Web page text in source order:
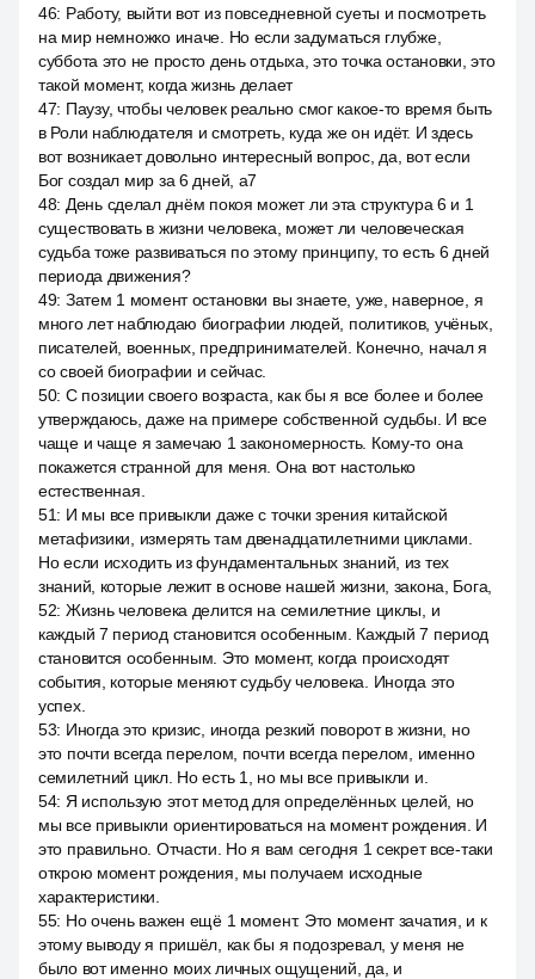
46: Работу, выйти вот из повседневной суеты и посмотреть
на мир немножко иначе. Но если задуматься глубже,
суббота это не просто день отдыха, это точка остановки, это
такой момент, когда жизнь делает
47: Паузу, чтобы человек реально смог какое-то время быть
в Роли наблюдателя и смотреть, куда же он идёт. И здесь
вот возникает довольно интересный вопрос, да, вот если
Бог создал мир за 6 дней, a7
48: День сделал днём покоя может ли эта структура 6 и 1
существовать в жизни человека, может ли человеческая
судьба тоже развиваться по этому принципу, то есть 6 дней
периода движения?
49: Затем 1 момент остановки вы знаете, уже, наверное, я
много лет наблюдаю биографии людей, политиков, учёных,
писателей, военных, предпринимателей. Конечно, начал я
со своей биографии и сейчас.
50: С позиции своего возраста, как бы я все более и более
утверждаюсь, даже на примере собственной судьбы. И все
чаще и чаще я замечаю 1 закономерность. Кому-то она
покажется странной для меня. Она вот настолько
естественная.
51: И мы все привыкли даже с точки зрения китайской
метафизики, измерять там двенадцатилетними циклами.
Но если исходить из фундаментальных знаний, из тех
знаний, которые лежит в основе нашей жизни, закона, Бога,
52: Жизнь человека делится на семилетние циклы, и
каждый 7 период становится особенным. Каждый 7 период
становится особенным. Это момент, когда происходят
события, которые меняют судьбу человека. Иногда это
успех.
53: Иногда это кризис, иногда резкий поворот в жизни, но
это почти всегда перелом, почти всегда перелом, именно
семилетний цикл. Но есть 1, но мы все привыкли и.
54: Я использую этот метод для определённых целей, но
мы все привыкли ориентироваться на момент рождения. И
это правильно. Отчасти. Но я вам сегодня 1 секрет все-таки
открою момент рождения, мы получаем исходные
характеристики.
55: Но очень важен ещё 1 момент. Это момент зачатия, и к
этому выводу я пришёл, как бы я подозревал, у меня не
было вот именно моих личных ощущений, да, и